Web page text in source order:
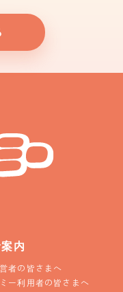
内
者の皆さまへ
ー利用者の皆さまへ